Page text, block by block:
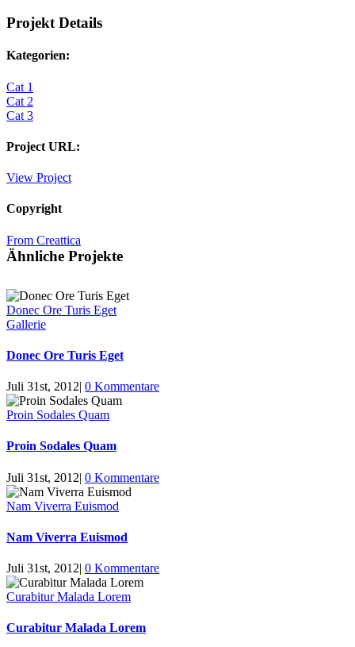
Projekt Details
Kategorien:
Cat 1
Cat 2
Cat 3
Project URL:
View Project
Copyright
From Creattica
Ähnliche Projekte
Donec Ore Turis Eget
Gallerie
Donec Ore Turis Eget
Juli 31st, 2012| 0 Kommentare
Proin Sodales Quam
Proin Sodales Quam
Juli 31st, 2012| 0 Kommentare
Nam Viverra Euismod
Nam Viverra Euismod
Juli 31st, 2012| 0 Kommentare
Curabitur Malada Lorem
Curabitur Malada Lorem